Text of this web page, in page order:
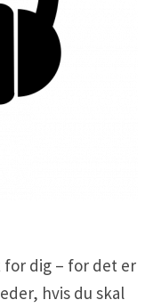
for dig – for det er
hvis du skal